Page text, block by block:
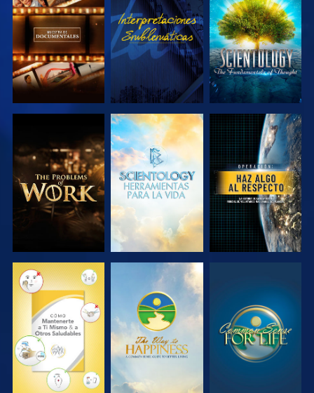
EXPLORA LAS
SERIES
VE
EXPLORA LAS
SERIES
EXPLORA LAS
SERIES
EXPLORA LAS
SERIES
VE
VE VE VE